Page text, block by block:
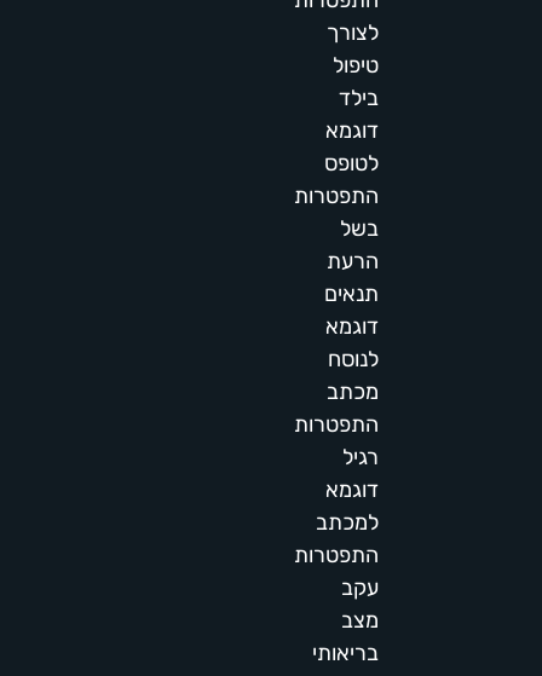
לצורך
טיפול
בילד
דוגמא
לטופס
התפטרות
בשל
הרעת
תנאים
דוגמא
לנוסח
מכתב
התפטרות
רגיל
דוגמא
למכתב
התפטרות
עקב
מצב
בריאותי